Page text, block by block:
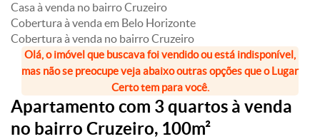
Casa à venda no bairro Cruzeiro
Cobertura à venda em Belo Horizonte
Cobertura à venda no bairro Cruzeiro
Olá, o imóvel que buscava foi vendido ou está indisponível,
mas não se preocupe veja abaixo outras opções que o Lugar
Certo tem para você.
Apartamento com 3 quartos à venda
no bairro Cruzeiro, 100m²